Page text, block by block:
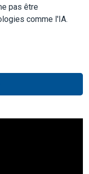
pas être
comme l'IA.